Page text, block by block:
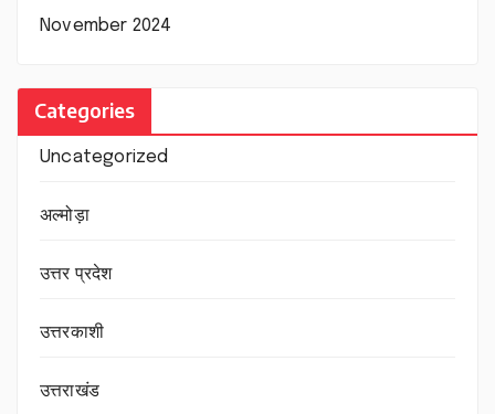
November 2024
Categories
Uncategorized
अल्मोड़ा
उत्तर प्रदेश
उत्तरकाशी
उत्तराखंड